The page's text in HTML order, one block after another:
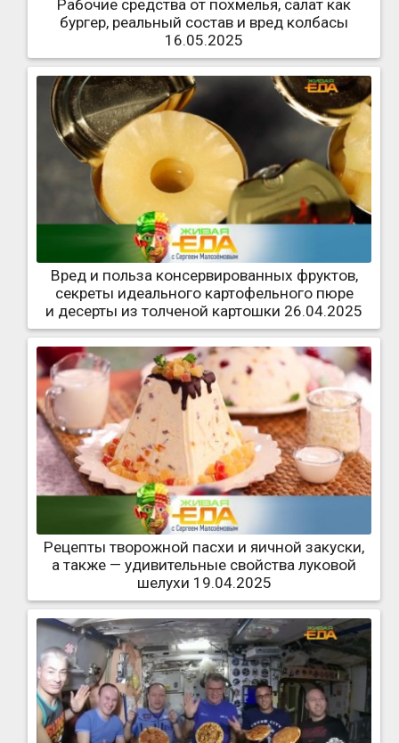
Рабочие средства от похмелья, салат как
бургер, реальный состав и вред колбасы
16.05.2025
Вред и польза консервированных фруктов,
секреты идеального картофельного пюре
и десерты из толченой картошки 26.04.2025
Рецепты творожной пасхи и яичной закуски,
а также — удивительные свойства луковой
шелухи 19.04.2025